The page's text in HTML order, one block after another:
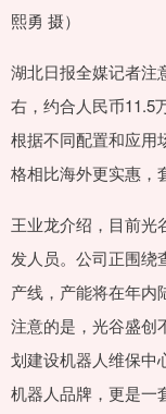
熙勇 摄）
湖北日报全媒记者注
右，约合人民币11.5
根据不同配置和应用
格相比海外更实惠，
王业龙介绍，目前光
发人员。公司正围绕
产线，产能将在年内
注意的是，光谷盛创
划建设机器人维保中
机器人品牌，更是一